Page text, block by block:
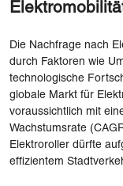
Die Nachfrage nach
durch Faktoren wie
technologische
globale Markt für
voraussichtlich mit
Wachstumsrate
Elektroroller dürfte
effizientem